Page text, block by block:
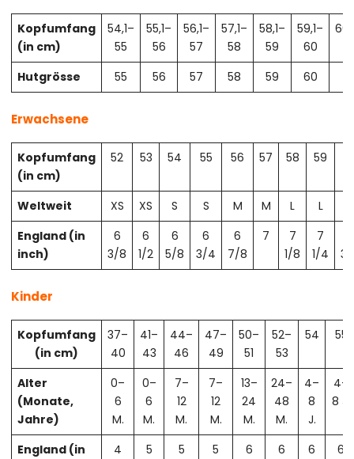
Kopfumfang
(in cm)
54,1–
55
55,1–
56
56,1–
57
57,1–
58
58,1–
59
59,1–
60
Hutgrösse
55 56 57 58 59 60
Erwachsene
Kopfumfang
(in cm)
52 53 54 55 56 57 58 59
Weltweit XS XS S S M M L L
England (in
inch)
6
3/8
6
1/2
6
5/8
6
3/4
6
7/8
7
7
1/8
7
1/4
Kinder
Kopfumfang
(in cm)
37–
40
41–
43
44–
46
47–
49
50–
51
52–
53
54 55
Alter
(Monate,
Jahre)
0–
6
M.
0–
6
M.
7–
12
M.
7–
12
M.
13–
24
M.
24–
48
M.
4–
8
J.
4–
8 J.
England (in
4
5
5
5
6
6
6
6